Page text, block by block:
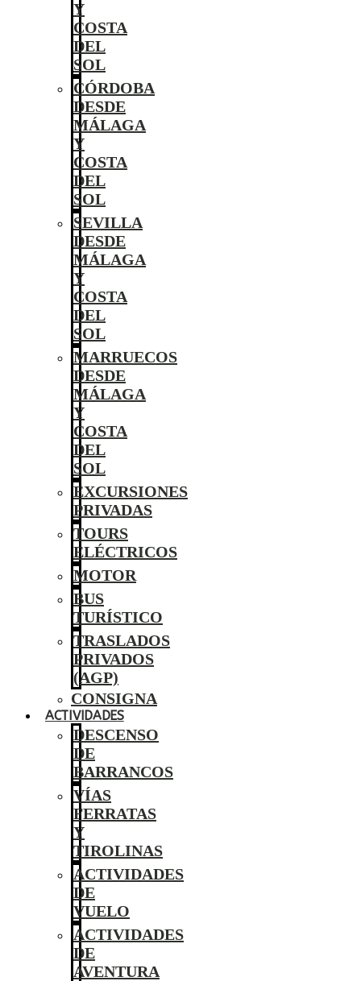
Y
COSTA
DEL
SOL
CÓRDOBA
DESDE
MÁLAGA
Y
COSTA
DEL
SOL
SEVILLA
DESDE
MÁLAGA
Y
COSTA
DEL
SOL
MARRUECOS
DESDE
MÁLAGA
Y
COSTA
DEL
SOL
EXCURSIONES
PRIVADAS
TOURS
ELÉCTRICOS
MOTOR
BUS
TURÍSTICO
TRASLADOS
PRIVADOS
(AGP)
CONSIGNA
ACTIVIDADES
DESCENSO
DE
BARRANCOS
VÍAS
FERRATAS
Y
TIROLINAS
ACTIVIDADES
DE
VUELO
ACTIVIDADES
DE
AVENTURA